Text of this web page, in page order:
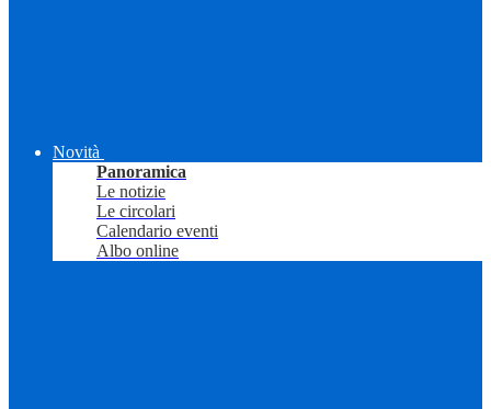
Novità
Panoramica
Le notizie
Le circolari
Calendario eventi
Albo online